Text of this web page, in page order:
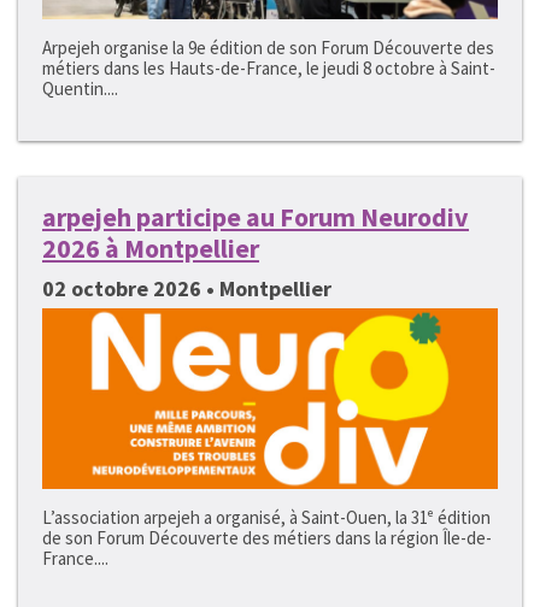
Arpejeh organise la 9e édition de son Forum Découverte des
métiers dans les Hauts-de-France, le jeudi 8 octobre à Saint-
Quentin....
arpejeh participe au Forum Neurodiv
2026 à Montpellier
02 octobre 2026 • Montpellier
L’association arpejeh a organisé, à Saint-Ouen, la 31ᵉ édition
de son Forum Découverte des métiers dans la région Île-de-
France....